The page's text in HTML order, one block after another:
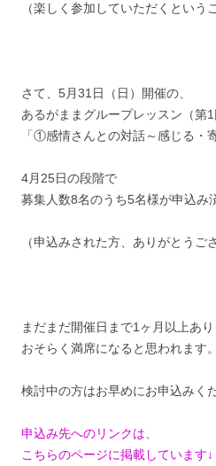
（楽しく参加していただくという
さて、5月31日（日）開催の、
あるがままグループレッスン（第1
「①感情さんとの対話～感じる・
4月25日の段階で
募集人数8名のうち5名様が申込み
（申込みされた方、ありがとうご
まだまだ開催日まで1ヶ月以上あり
おそらく満席になると思われます。
検討中の方はお早めにお申込みく
申込み先へのリンクは、
こちらのページに掲載しています↓